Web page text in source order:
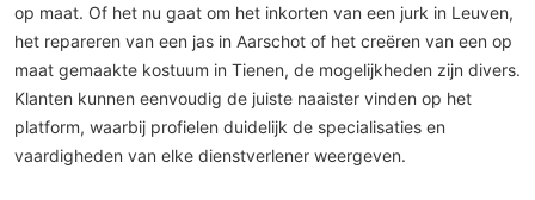
op maat. Of het nu gaat om het inkorten van een jurk in Leuven,
het repareren van een jas in Aarschot of het creëren van een op
maat gemaakte kostuum in Tienen, de mogelijkheden zijn divers.
Klanten kunnen eenvoudig de juiste naaister vinden op het
platform, waarbij profielen duidelijk de specialisaties en
vaardigheden van elke dienstverlener weergeven.